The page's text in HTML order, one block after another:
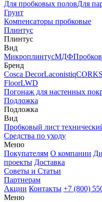
Для пробковых половДля
Грунт
Компенсаторы пробковые
Плинтус
Плинтус
Вид
МикроплинтусМДФ
Бренд
Cosca DecorLaconistiq
FloorLWD
Погонаж для настенных
Подложка
Подложка
Вид
Пробковый лист
Средства по уходу
Меню
Покупателям О компании
проекты Доставка
Советы и Статьи
Партнерам
Акции Контакты +7 (800)
Меню